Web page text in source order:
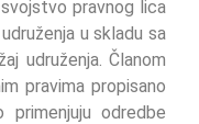
pravnog lica
u skladu sa
udruženja. Članom
pravima propisano
odredbe